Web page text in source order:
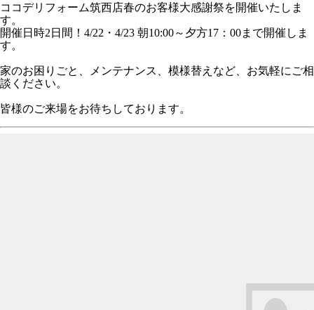
ココデリフォーム筑西店春のお客様大感謝祭を開催いたしま
す。
開催日時2日間！4/22・4/23 朝10:00～夕方17：00まで開催しま
す。
家のお困りごと、メンテナンス、模様替えなど、お気軽にご相
談ください。
皆様のご来場をお待ちしております。